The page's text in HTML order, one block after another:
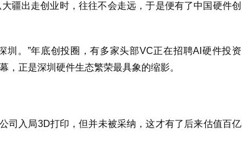
疆出走创业时，往往不会走远，于是便有了中国硬件创
圳。”年底创投圈，有多家头部VC正在招聘AI硬件投资
，正是深圳硬件生态繁荣最具象的缩影。
司入局3D打印，但并未被采纳，这才有了后来估值百亿